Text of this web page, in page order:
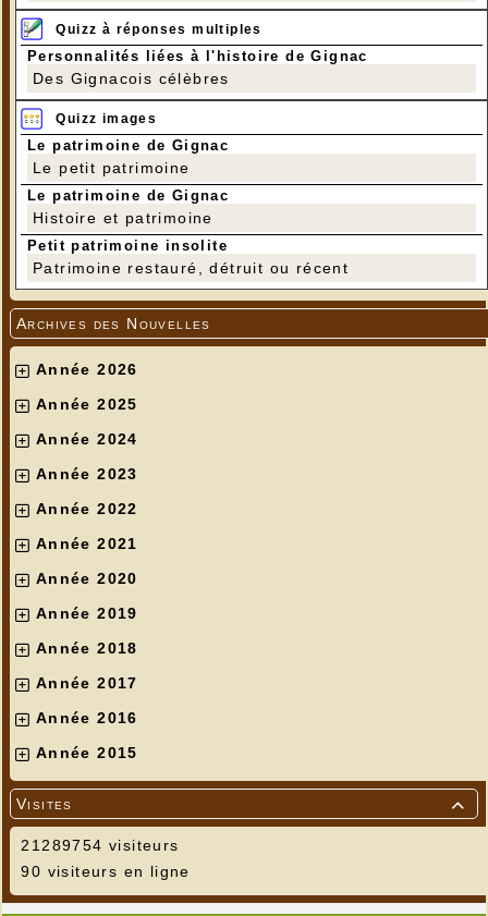
Quizz à réponses multiples
Personnalités liées à l'histoire de Gignac
Des Gignacois célèbres
Quizz images
Le patrimoine de Gignac
Le petit patrimoine
Le patrimoine de Gignac
Histoire et patrimoine
Petit patrimoine insolite
Patrimoine restauré, détruit ou récent
Archives des Nouvelles
Année 2026
Année 2025
Année 2024
Année 2023
Année 2022
Année 2021
Année 2020
Année 2019
Année 2018
Année 2017
Année 2016
Année 2015

Visites
21289754 visiteurs
90 visiteurs en ligne